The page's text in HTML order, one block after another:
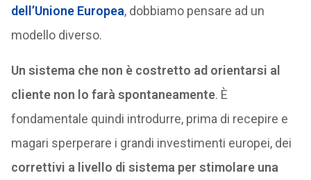
dell’Unione Europea, dobbiamo pensare ad un
modello diverso.
Un sistema che non è costretto ad orientarsi al
cliente non lo farà spontaneamente. È
fondamentale quindi introdurre, prima di recepire e
magari sperperare i grandi investimenti europei, dei
correttivi a livello di sistema per stimolare una